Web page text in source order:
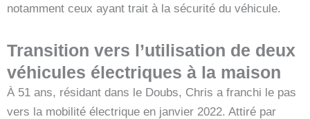
notamment ceux ayant trait à la sécurité du véhicule.
Transition vers l’utilisation de deux
véhicules électriques à la maison
À 51 ans, résidant dans le Doubs, Chris a franchi le pas
vers la mobilité électrique en janvier 2022. Attiré par